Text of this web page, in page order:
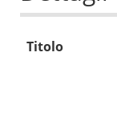
Titolo